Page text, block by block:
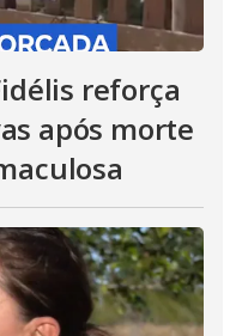
reforça
após morte